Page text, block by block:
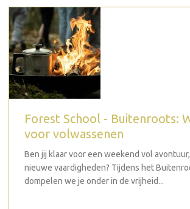
Forest School - Buitenroots:
voor volwassenen
Ben jij klaar voor een weekend vol
nieuwe vaardigheden? Tijdens het
dompelen we je onder in de vrijheid...